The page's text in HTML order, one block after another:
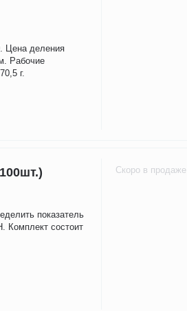
Цена деления
Рабочие
г.
показатель
Комплект состоит
Скоро в продаже